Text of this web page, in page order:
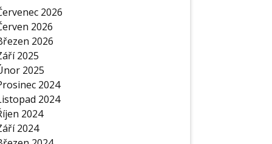
2026
2026
2026
2025
2025
2024
2024
2024
2024